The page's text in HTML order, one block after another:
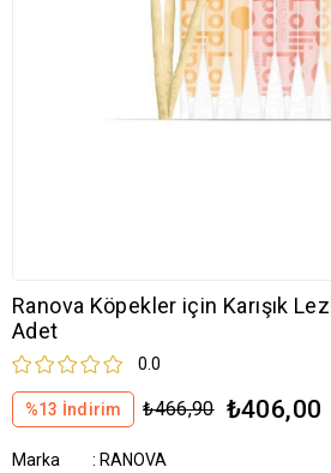
Ranova Köpekler için Karışık
Adet
0.0
%13 İndirim ₺466,90 ₺406,00
Marka : RANOVA